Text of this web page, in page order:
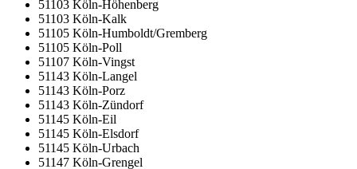
51103 Köln-Höhenberg
51103 Köln-Kalk
51105 Köln-Humboldt/Gremberg
51105 Köln-Poll
51107 Köln-Vingst
51143 Köln-Langel
51143 Köln-Porz
51143 Köln-Zündorf
51145 Köln-Eil
51145 Köln-Elsdorf
51145 Köln-Urbach
51147 Köln-Grengel